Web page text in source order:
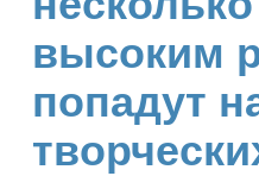
высоким
попадут